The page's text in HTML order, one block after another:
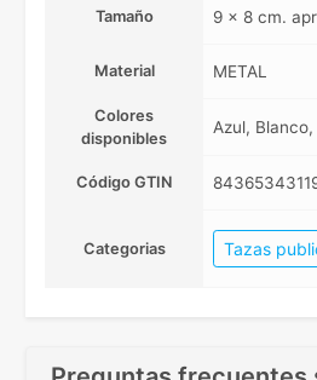
Tamaño 9 x 8 cm.
Material METAL
Colores
disponibles
Azul,
Código GTIN
Categorias Tazas